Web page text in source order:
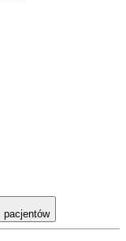
pacjentów